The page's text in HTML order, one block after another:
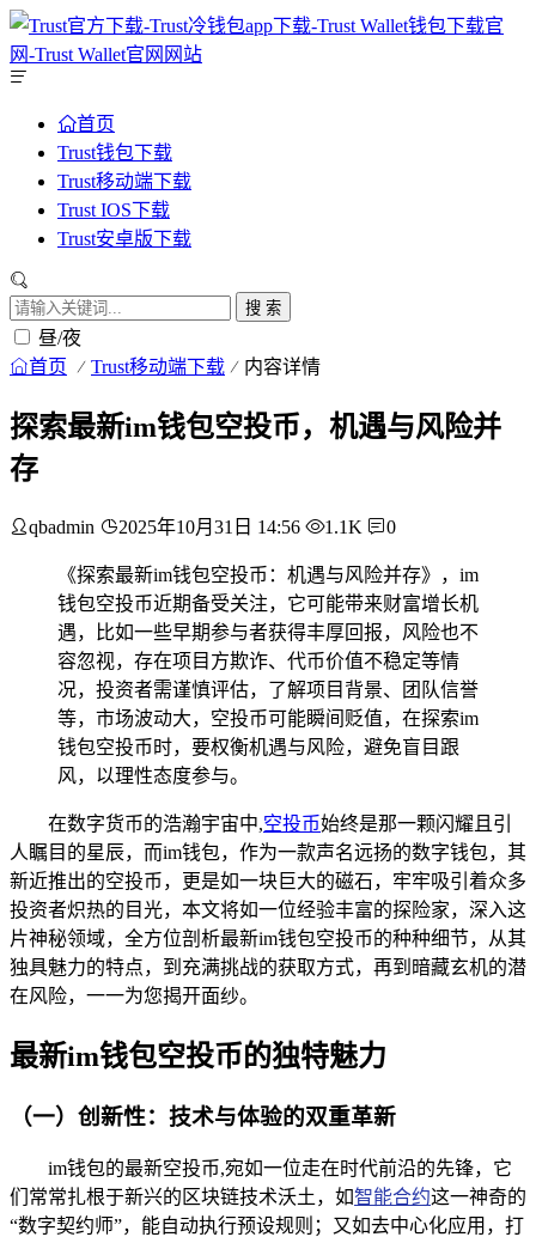
首页
Trust钱包下载
Trust移动端下载
Trust IOS下载
Trust安卓版下载
搜 索
昼/夜
首页 Trust移动端下载 内容详情
探索最新im钱包空投币，机遇与风险并
存
qbadmin 2025年10月31日 14:56 1.1K 0
《探索最新im钱包空投币：机遇与风险并存》，im
钱包空投币近期备受关注，它可能带来财富增长机
遇，比如一些早期参与者获得丰厚回报，风险也不
容忽视，存在项目方欺诈、代币价值不稳定等情
况，投资者需谨慎评估，了解项目背景、团队信誉
等，市场波动大，空投币可能瞬间贬值，在探索im
钱包空投币时，要权衡机遇与风险，避免盲目跟
风，以理性态度参与。
在数字货币的浩瀚宇宙中,空投币始终是那一颗闪耀且引
人瞩目的星辰，而im钱包，作为一款声名远扬的数字钱包，其
新近推出的空投币，更是如一块巨大的磁石，牢牢吸引着众多
投资者炽热的目光，本文将如一位经验丰富的探险家，深入这
片神秘领域，全方位剖析最新im钱包空投币的种种细节，从其
独具魅力的特点，到充满挑战的获取方式，再到暗藏玄机的潜
在风险，一一为您揭开面纱。
最新im钱包空投币的独特魅力
（一）创新性：技术与体验的双重革新
im钱包的最新空投币,宛如一位走在时代前沿的先锋，它
们常常扎根于新兴的区块链技术沃土，如智能合约这一神奇的
“数字契约师”，能自动执行预设规则；又如去中心化应用，打